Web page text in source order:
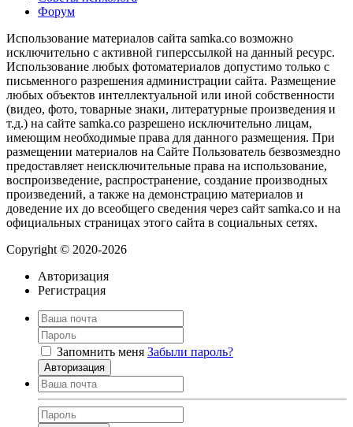
Форум
Использование материалов сайта samka.co возможно
исключительно с активной гиперссылкой на данный ресурс.
Использование любых фотоматериалов допустимо только с
письменного разрешения администрации сайта. Размещение
любых объектов интеллектуальной или иной собственности
(видео, фото, товарные знаки, литературные произведения и
т.д.) на сайте samka.co разрешено исключительно лицам,
имеющим необходимые права для данного размещения. При
размещении материалов на Сайте Пользователь безвозмездно
предоставляет неисключительные права на использование,
воспроизведение, распространение, создание производных
произведений, а также на демонстрацию материалов и
доведение их до всеобщего сведения через сайт samka.co и на
официальных страницах этого сайта в социальных сетях.
Copyright © 2020-2026
Авторизация
Регистрация
Запомнить меня Забыли пароль?
Авторизация